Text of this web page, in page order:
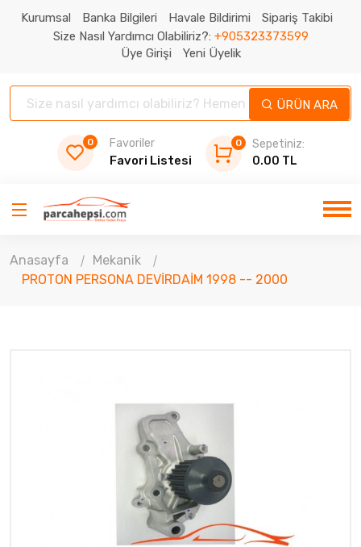
Kurumsal Banka Bilgileri Havale Bildirimi
Sipariş Takibi
Size Nasıl Yardımcı Olabiliriz?: +905323373599
Üye Girişi
Yeni Üyelik
ÜRÜN ARA
0 Favoriler
Favori Listesi
0
Sepetiniz:
0.00 TL
Anasayfa
Mekanik
PROTON PERSONA DEVİRDAİM 1998 -- 2000